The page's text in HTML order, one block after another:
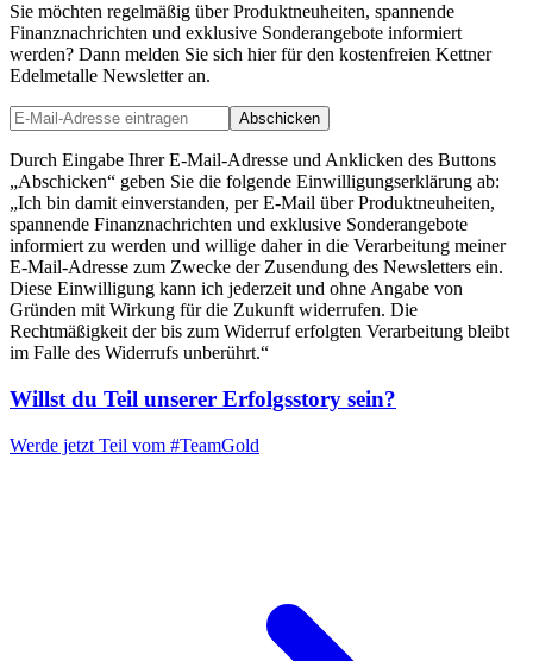
Sie möchten regelmäßig über Produktneuheiten, spannende
Finanznachrichten und exklusive Sonderangebote informiert
werden? Dann melden Sie sich hier für den kostenfreien Kettner
Edelmetalle Newsletter an.
Abschicken
Durch Eingabe Ihrer E-Mail-Adresse und Anklicken des Buttons
„Abschicken“ geben Sie die folgende Einwilligungserklärung ab:
„Ich bin damit einverstanden, per E-Mail über Produktneuheiten,
spannende Finanznachrichten und exklusive Sonderangebote
informiert zu werden und willige daher in die Verarbeitung meiner
E-Mail-Adresse zum Zwecke der Zusendung des Newsletters ein.
Diese Einwilligung kann ich jederzeit und ohne Angabe von
Gründen mit Wirkung für die Zukunft widerrufen. Die
Rechtmäßigkeit der bis zum Widerruf erfolgten Verarbeitung bleibt
im Falle des Widerrufs unberührt.“
Willst du Teil unserer Erfolgsstory sein?
Werde jetzt Teil vom #TeamGold